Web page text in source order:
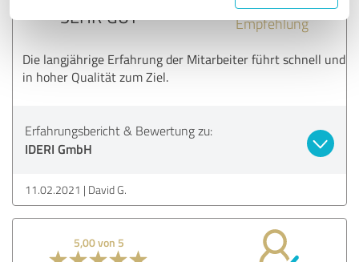
SEHR GUT Empfehlung
Die langjährige Erfahrung der Mitarbeiter führt schnell und
in hoher Qualität zum Ziel.
Erfahrungsbericht & Bewertung zu:
IDERI GmbH
11.02.2021 David G.
5,00 von 5